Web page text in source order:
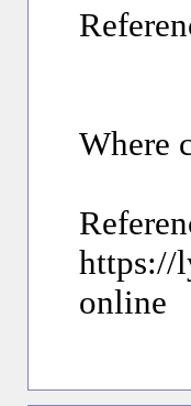
Where
https://
online